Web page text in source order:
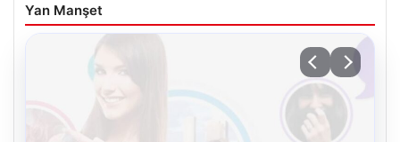
Yan Manşet